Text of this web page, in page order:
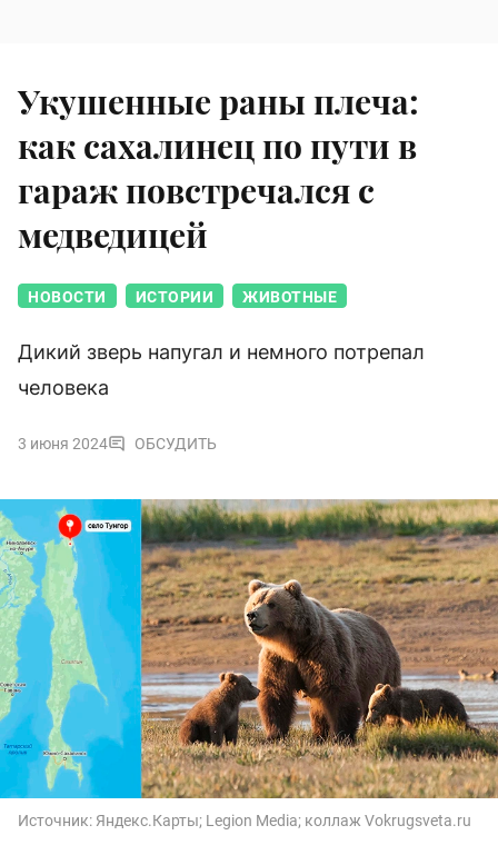
Укушенные раны плеча:
как сахалинец по пути в
гараж повстречался с
медведицей
НОВОСТИ ИСТОРИИ ЖИВОТНЫЕ
Дикий зверь напугал и немного потрепал
человека
3 июня 2024 ОБСУДИТЬ
Источник: Яндекс.Карты; Legion Media; коллаж Vokrugsveta.ru